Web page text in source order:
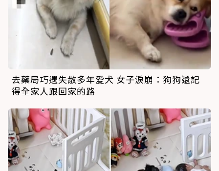
去藥局巧遇失散多年愛犬 女子淚崩：狗狗還記
得全家人跟回家的路